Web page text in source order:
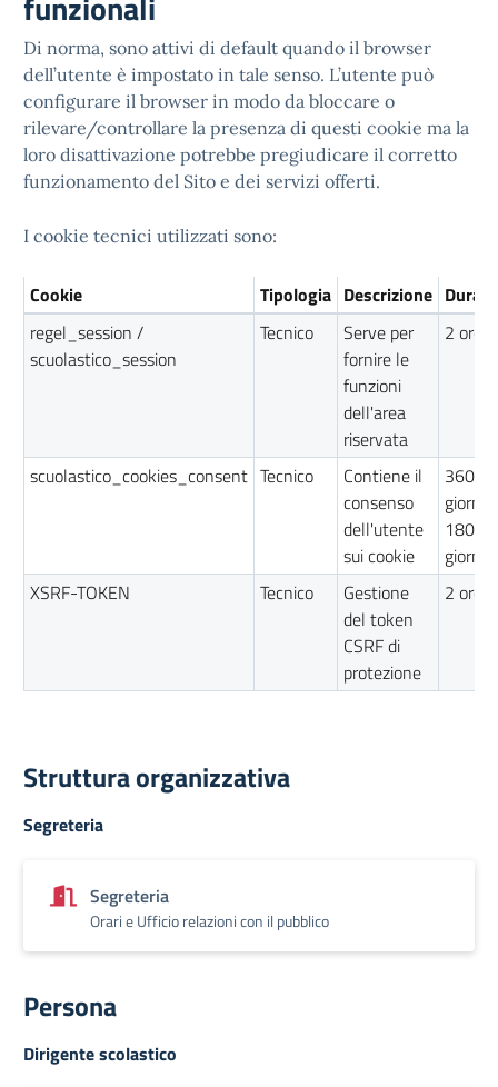
Di norma, sono attivi di default quando il browser
dell’utente è impostato in tale senso. L’utente può
configurare il browser in modo da bloccare o
rilevare/controllare la presenza di questi cookie ma la
loro disattivazione potrebbe pregiudicare il corretto
funzionamento del Sito e dei servizi offerti.
I cookie tecnici utilizzati sono:
Cookie Tipologia Descrizione Durata
regel_session /
scuolastico_session
Tecnico
Serve per
fornire le
funzioni
dell'area
riservata
2 ore
scuolastico_cookies_consent Tecnico
Contiene il
consenso
dell'utente
sui cookie
360
giorni /
180
giorni
XSRF-TOKEN
Tecnico
Gestione
del token
CSRF di
protezione
2 ore
Struttura organizzativa
Segreteria
Segreteria
Orari e Ufficio relazioni con il pubblico
Persona
Dirigente scolastico